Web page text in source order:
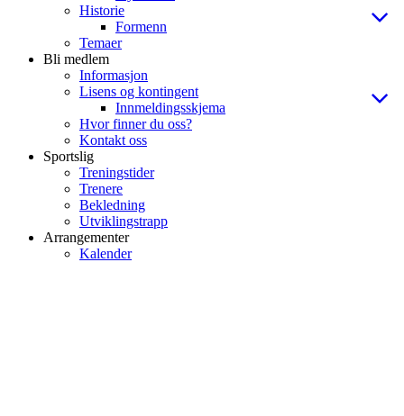
Historie
Formenn
Temaer
Bli medlem
Informasjon
Lisens og kontingent
Innmeldingsskjema
Hvor finner du oss?
Kontakt oss
Sportslig
Treningstider
Trenere
Bekledning
Utviklingstrapp
Arrangementer
Kalender